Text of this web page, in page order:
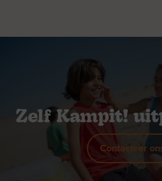
Zelf Kampit!
Contacteer